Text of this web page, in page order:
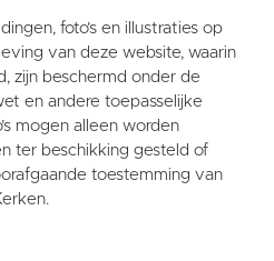
foto’s en illustraties op
van deze website, waarin
zijn beschermd onder de
en andere toepasselijke
mogen alleen worden
ter beschikking gesteld of
toestemming van